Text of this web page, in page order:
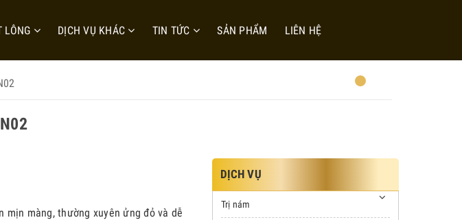
LÔNG DỊCH VỤ KHÁC TIN TỨC SẢN PHẨM LIÊN HỆ
màng, thường xuyên ửng đỏ và dễ
DỊCH VỤ
Trị nám